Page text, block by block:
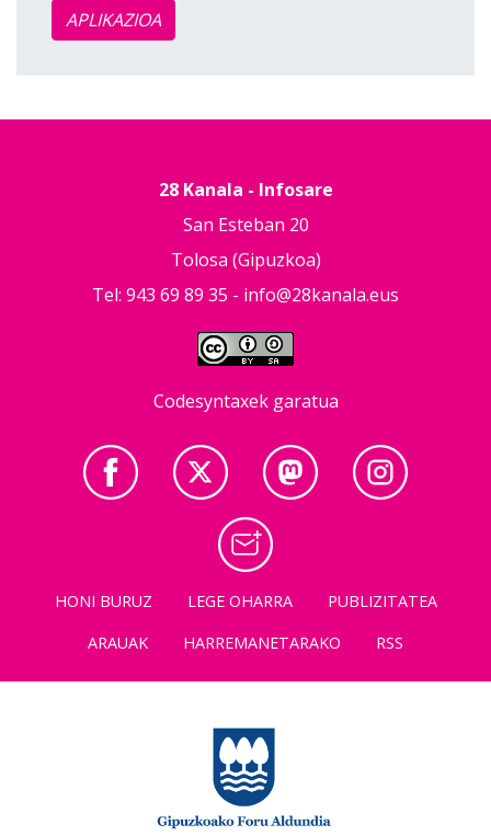
APLIKAZIOA
28 Kanala - Infosare
San Esteban 20
Tolosa (Gipuzkoa)
Tel: 943 69 89 35 - info@28kanala.eus
Codesyntaxek garatua
HONI BURUZ LEGE OHARRA
PUBLIZITATEA
ARAUAK
HARREMANETARAKO RSS